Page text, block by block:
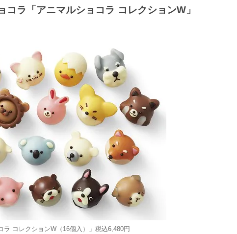
コラ「アニマルショコラ コレクションW」
ラ コレクションW（16個入）」税込6,480円